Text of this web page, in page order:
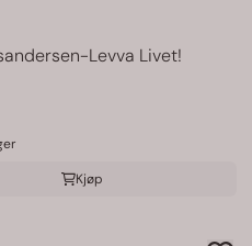
Levva Livet!
Kjøp